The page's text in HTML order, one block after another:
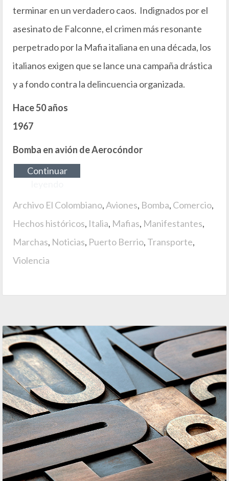
terminar en un verdadero caos. Indignados por el
asesinato de Falconne, el crimen más resonante
perpetrado por la Mafia italiana en una década, los
italianos exigen que se lance una campaña drástica
y a fondo contra la delincuencia organizada.
Hace 50 años
1967
Bomba en avión de Aerocóndor
Continuar
Archivo El Colombiano,Aviones, Bomba, Comercio,
Hechos históricos, Italia, Mafias, Manifestantes,
Marchas, Noticias, Puerto Berrio, Transporte,
Violencia